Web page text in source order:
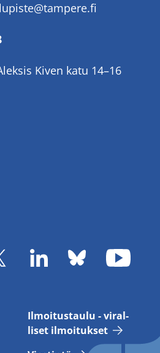
Kiven katu 14–16
Il­moi­tus­tau­lu - vi­ral­
li­set il­moi­tuk­set